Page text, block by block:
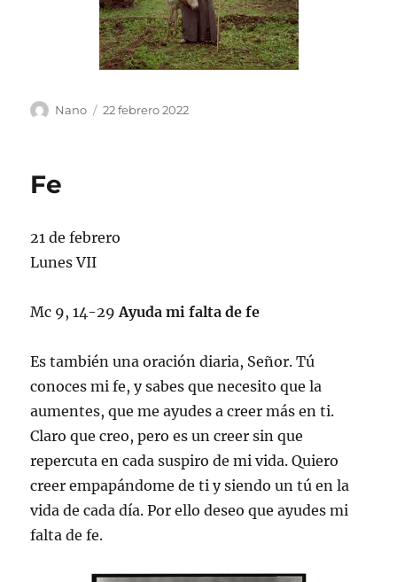
Autor
Nano
Publicado
22 febrero 2022
Fe
21 de febrero
Lunes VII
Mc 9, 14-29 Ayuda mi falta de fe
Es también una oración diaria, Señor. Tú
conoces mi fe, y sabes que necesito que la
aumentes, que me ayudes a creer más en ti.
Claro que creo, pero es un creer sin que
repercuta en cada suspiro de mi vida. Quiero
creer empapándome de ti y siendo un tú en la
vida de cada día. Por ello deseo que ayudes mi
falta de fe.